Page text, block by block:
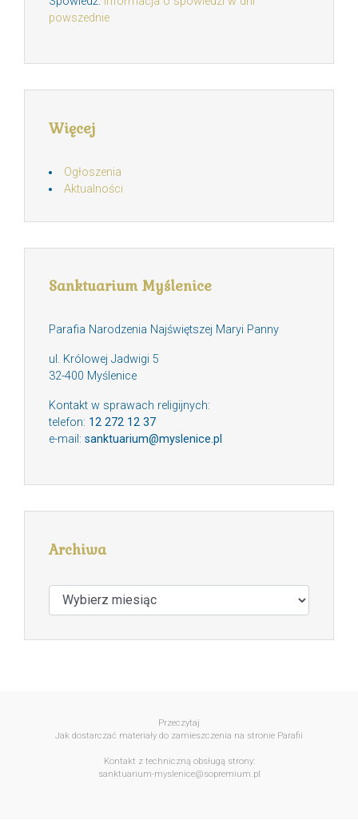
powszednie
Więcej
Ogłoszenia
Aktualności
Sanktuarium Myślenice
Parafia Narodzenia Najświętszej Maryi Panny
ul. Królowej Jadwigi 5
32-400 Myślenice
Kontakt w sprawach religijnych:
telefon: 12 272 12 37
e-mail: sanktuarium@myslenice.pl
Archiwa
Archiwa
Przeczytaj
Jak dostarczać materiały do zamieszczenia na stronie Parafii
Kontakt z techniczną obsługą strony:
sanktuarium-myslenice@sopremium.pl